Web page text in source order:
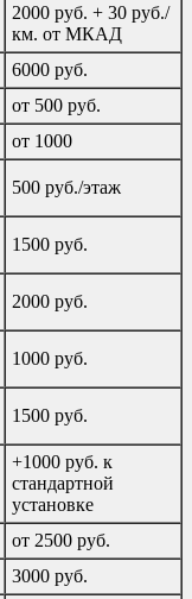
2000 руб. + 30 руб./
км. от МКАД
6000 руб.
от 500 руб.
от 1000
500 руб./этаж
1500 руб.
2000 руб.
1000 руб.
1500 руб.
+1000 руб. к
стандартной
установке
от 2500 руб.
3000 руб.